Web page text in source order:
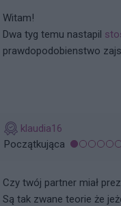
Witam!
Dwa tyg temu nastapil
prawdopodobienstwo
klaudia16
Początkująca
Czy twój partner miał
Są tak zwane teorie że